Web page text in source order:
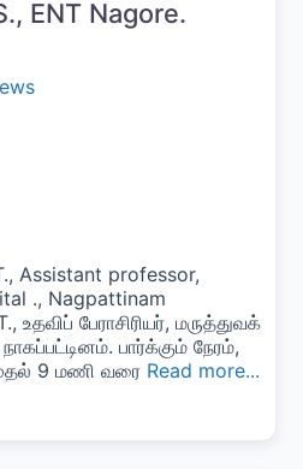
ENT Nagore.
Assistant professor,
., Nagpattinam
பேராசிரியர், மருத்துவக்
பார்க்கும் நேரம்,
9 மணி வரை Read more...